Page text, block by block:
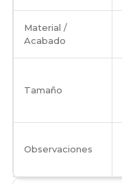
Material /
Acabado
Tamaño
Observaciones